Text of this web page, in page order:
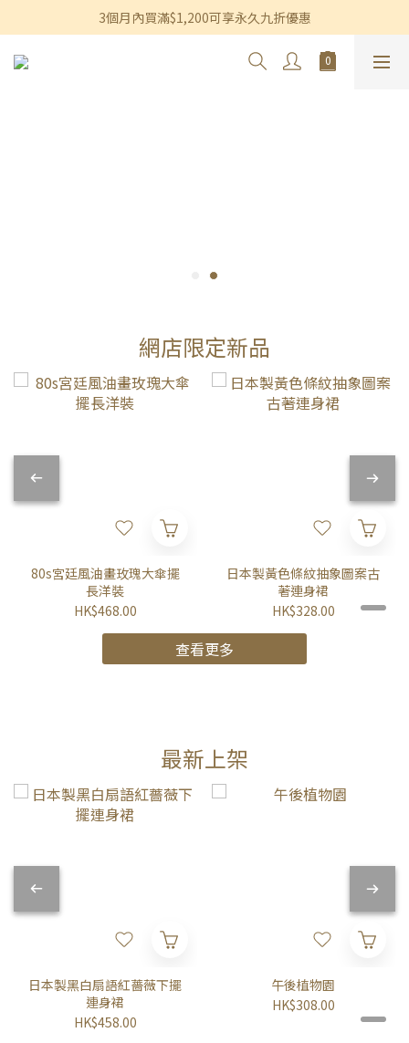
香港及澳門訂單滿$600即享免運費優惠
3個月內買滿$1,200可享永久九折優惠
香港及澳門訂單滿$600即享免運費優惠
網店限定新品
80s宮廷風油畫玫瑰大傘擺
長洋裝
HK$468.00
日本製黃色條紋抽象圖案古
著連身裙
HK$328.00
查看更多
最新上架
日本製黑白扇語紅薔薇下擺
連身裙
HK$458.00
午後植物園
HK$308.00